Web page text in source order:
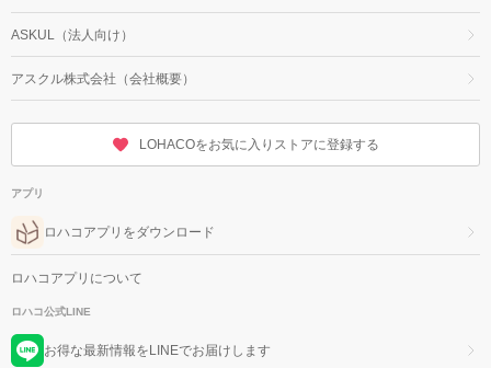
ASKUL（法人向け）
アスクル株式会社（会社概要）
LOHACOをお気に入りストアに登録する
アプリ
ロハコアプリをダウンロード
ロハコアプリについて
ロハコ公式LINE
お得な最新情報をLINEでお届けします